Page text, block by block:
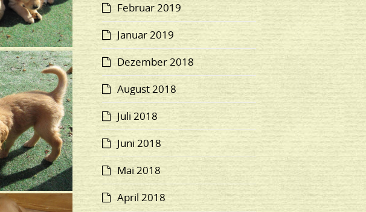
Februar 2019
Januar 2019
Dezember 2018
August 2018
Juli 2018
Juni 2018
Mai 2018
April 2018